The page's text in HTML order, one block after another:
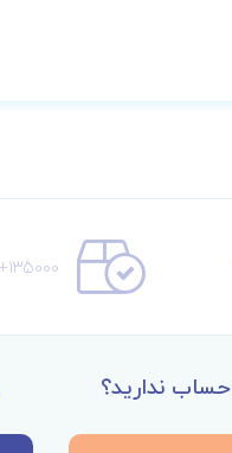
135000+ خرید موفق
حساب ندارید؟